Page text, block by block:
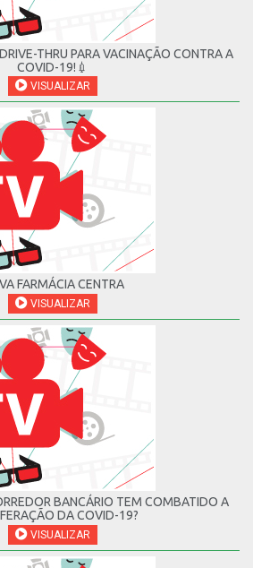
THRU PARA VACINAÇÃO CONTRA A
COVID-19!💉
VISUALIZAR
FARMÁCIA CENTRA
VISUALIZAR
BANCÁRIO TEM COMBATIDO A
DA COVID-19?
VISUALIZAR